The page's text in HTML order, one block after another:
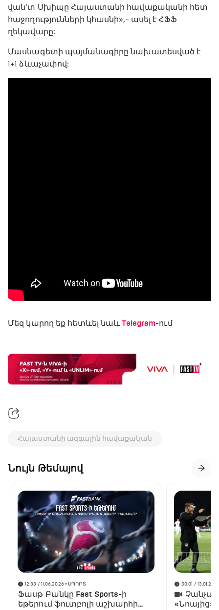
վան’տ Սխիպը Հայաստանի հավաքականի հետ
հաջողությունների կհասնի»,- ասել է ՀՖՖ
ղեկավարը:
Մասնագետի պայմանագիրը նախատեսված է
1+1 ձևաչափով:
Մեզ կարող եք հետևել նաև Telegram-ում
Հայաստանի ազգային հավաքական
Նույն Թեմայով
12:33 / 11.06.2026• ՍՊՈՐՏ
Ֆասթ Բանկը Fast Sports-ի
եթերում ֆուտբոլի աշխարհի
00:01 /
«Նոայից»